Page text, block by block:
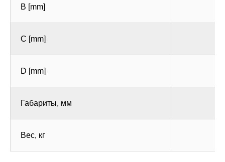
B [mm]
C [mm]
D [mm]
Габариты, мм
Вес, кг